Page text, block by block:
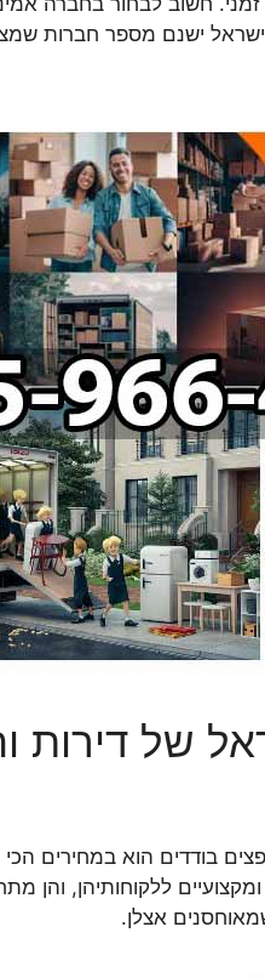
ישנם מספר חברות
של דירות
בודדים הוא במחירים הכי
ללקוחותיהן, והן
אצלן.